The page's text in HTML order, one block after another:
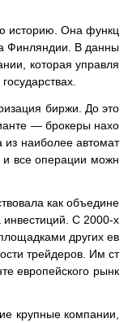
историю. Она функц
Финляндии. В данны
которая управля
биржи. До это
— брокеры нахо
из наиболее автомат
и все операции можн
как объедине
инвестиций. С 2000-х
других ев
трейдеров. Им ст
европейского рынк
крупные компании,